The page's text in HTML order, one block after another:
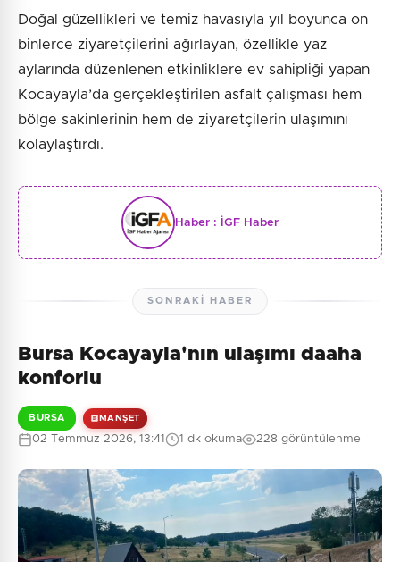
Doğal güzellikleri ve temiz havasıyla yıl boyunca on
binlerce ziyaretçilerini ağırlayan, özellikle yaz
aylarında düzenlenen etkinliklere ev sahipliği yapan
Kocayayla’da gerçekleştirilen asfalt çalışması hem
bölge sakinlerinin hem de ziyaretçilerin ulaşımını
kolaylaştırdı.
Haber : İGF Haber
SONRAKI HABER
Bursa Kocayayla'nın ulaşımı daaha
konforlu
BURSA MANŞET
02 Temmuz 2026, 13:41 1 dk okuma 228 görüntülenme